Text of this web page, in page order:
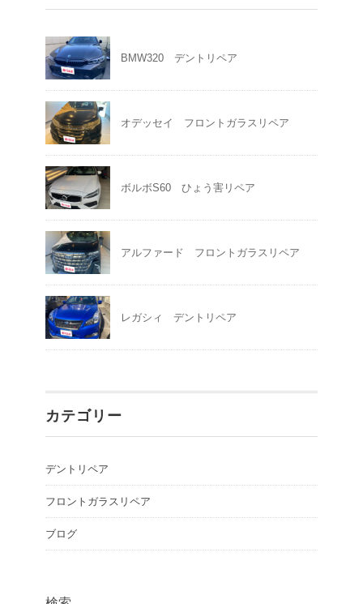
BMW320 デントリペア
オデッセイ フロントガラスリペア
ボルボS60 ひょう害リペア
アルファード フロントガラスリペア
レガシィ デントリペア
カテゴリー
デントリペア
フロントガラスリペア
ブログ